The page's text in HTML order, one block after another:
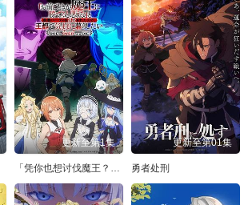
更新至第1集
「凭你也想讨伐魔王？」被勇者小队逐出队伍，只好在王都自在过活
更新至第01集
勇者处刑